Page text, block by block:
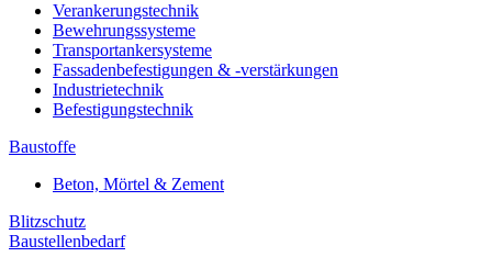
Verankerungstechnik
Bewehrungssysteme
Transportankersysteme
Fassadenbefestigungen & -verstärkungen
Industrietechnik
Befestigungstechnik
Baustoffe
Beton, Mörtel & Zement
Blitzschutz
Baustellenbedarf